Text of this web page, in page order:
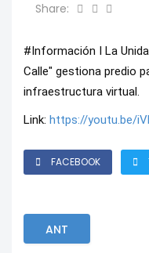
Share:
#Información I La
Calle" gestiona predio
infraestructura virtual.
Link: https://youtu.be/
FACEBOOK
ANT